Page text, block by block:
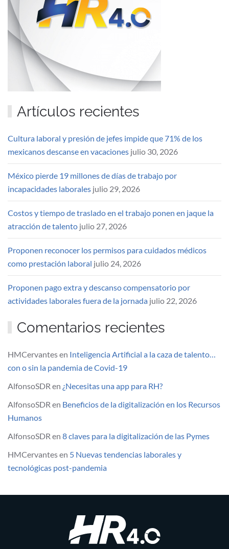
Artículos recientes
Cultura laboral y presión de jefes impide que 71% de los
mexicanos descanse en vacaciones julio 30, 2026
México pierde 19 millones de días de trabajo por
incapacidades laborales julio 29, 2026
Costos y tiempo de traslado en el trabajo ponen en jaque la
atracción de talento julio 27, 2026
Proponen reconocer los permisos para cuidados médicos
como prestación laboral julio 24, 2026
Proponen pago extra y descanso compensatorio por
actividades laborales fuera de la jornada julio 22, 2026
Comentarios recientes
HMCervantesen Inteligencia Artificial a la caza de talento…
con o sin la pandemia de Covid-19
AlfonsoSDR en ¿Necesitas una app para RH?
AlfonsoSDR en Beneficios de la digitalización en los Recursos
Humanos
AlfonsoSDR en 8 claves para la digitalización de las Pymes
HMCervantesen 5 Nuevas tendencias laborales y
tecnológicas post-pandemia